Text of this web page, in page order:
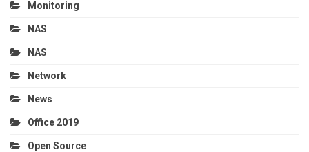
Monitoring
NAS
NAS
Network
News
Office 2019
Open Source